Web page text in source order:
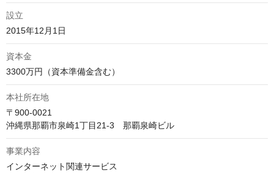
設立
2015年12月1日
資本金
3300万円（資本準備金含む）
本社所在地
〒900-0021
沖縄県那覇市泉崎1丁目21-3　那覇泉崎ビル
事業内容
インターネット関連サービス